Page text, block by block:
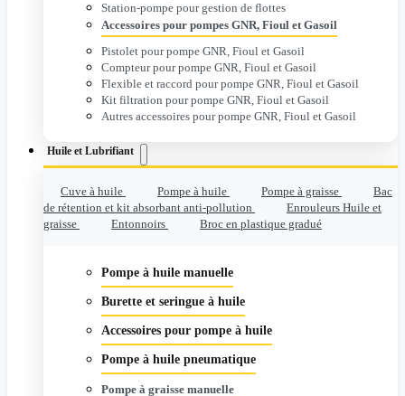
Station-pompe pour gestion de flottes
Accessoires pour pompes GNR, Fioul et Gasoil
Pistolet pour pompe GNR, Fioul et Gasoil
Compteur pour pompe GNR, Fioul et Gasoil
Flexible et raccord pour pompe GNR, Fioul et Gasoil
Kit filtration pour pompe GNR, Fioul et Gasoil
Autres accessoires pour pompe GNR, Fioul et Gasoil
Huile et Lubrifiant
Cuve à huile Pompe à huile Pompe à graisse
Bac
de rétention et kit absorbant anti-pollution
Enrouleurs Huile et
graisse
Entonnoirs Broc en plastique gradué
Pompe à huile manuelle
Burette et seringue à huile
Accessoires pour pompe à huile
Pompe à huile pneumatique
Pompe à graisse manuelle